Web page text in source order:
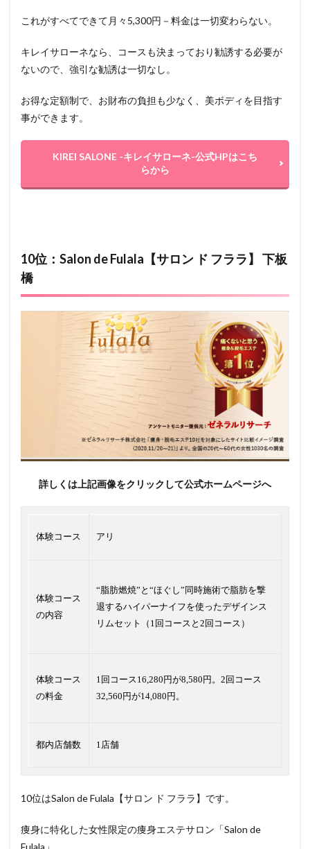
これがすべてできて月々5,300円－料金は一切変わらない。
キレイサローネなら、コースも決まっており勧誘する必要が
ないので、強引な勧誘は一切なし。
お得な定額制で、お財布の負担も少なく、美ボディを目指す
事ができます。
KIREI SALONE -キレイサローネ-公式HPはこち
らから
10位：Salon de Fulala【サロン ド フララ】 下板
橋
詳しくは上記画像をクリックして公式ホームページへ
体験コース アリ
体験コース
の内容
“脂肪燃焼”と“ほぐし”同時施術で脂肪を撃
退するハイパーナイフを使ったデザインス
リムセット（1回コースと2回コース）
体験コース
の料金
1回コース16,280円が8,580円。2回コース
32,560円が14,080円。
都内店舗数 1店舗
10位はSalon de Fulala【サロン ド フララ】です。
痩身に特化した女性限定の痩身エステサロン「Salon de
Fulala」。